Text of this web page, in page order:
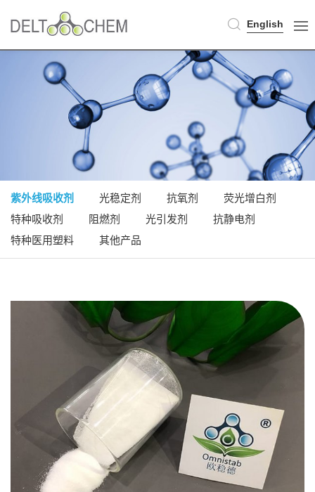
English
紫外线吸收剂 光稳定剂 抗氧剂
荧光增白剂
特种吸收剂
阻燃剂 光引发剂
抗静电剂
特种医用塑料
其他产品